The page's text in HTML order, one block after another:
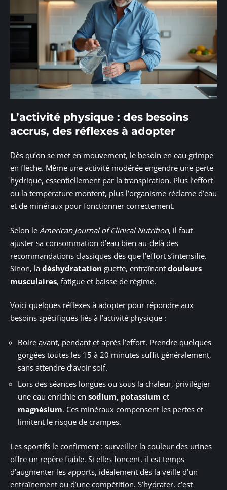
L’activité physique : des besoins
accrus, des réflexes à adopter
Dès qu’on se met en mouvement, le besoin en eau grimpe
en flèche. Même une activité modérée engendre une perte
hydrique, essentiellement par la transpiration. Plus l’effort
ou la température montent, plus l’organisme réclame d’eau
et de minéraux pour fonctionner correctement.
Selon le American Journal of Clinical Nutrition, il faut
ajuster sa consommation d’eau bien au-delà des
recommandations classiques dès que l’effort s’intensifie.
Sinon, la déshydratation guette, entraînant douleurs
musculaires, fatigue et baisse de régime.
Voici quelques réflexes à adopter pour répondre aux
besoins spécifiques liés à l’activité physique :
Boire avant, pendant et après l’effort. Prendre quelques
gorgées toutes les 15 à 20 minutes suffit généralement,
sans attendre d’avoir soif.
Lors des séances longues ou sous la chaleur, privilégier
une eau enrichie en sodium, potassium et
magnésium. Ces minéraux compensent les pertes et
limitent le risque de crampes.
Les sportifs le confirment : surveiller la couleur des urines
offre un repère fiable. Si elles foncent, il est temps
d’augmenter les apports, idéalement dès la veille d’un
entraînement ou d’une compétition. S’hydrater, c’est